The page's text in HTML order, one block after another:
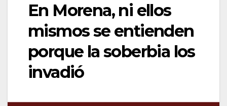
En Morena, ni ellos
mismos se entienden
porque la soberbia los
invadió